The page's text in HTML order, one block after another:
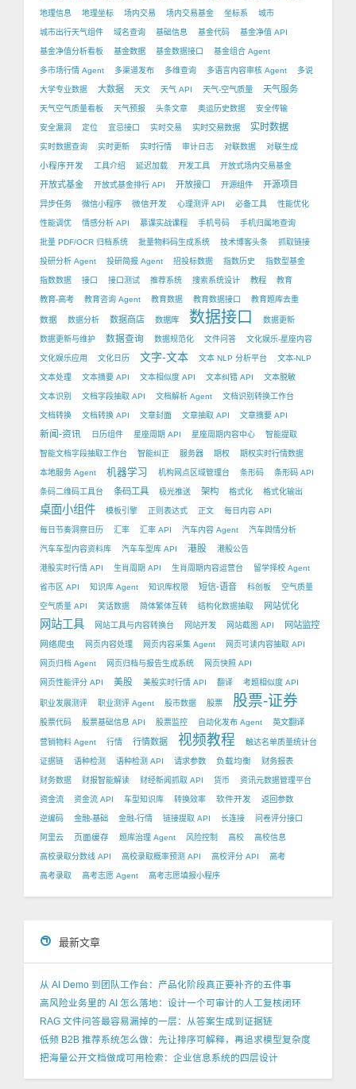
地理信息 地理坐标 场内交易 场内交易基金 坐标系 城市
城市出行天气组件 域名查询 基础信息 基金代码 基金净值 API
基金净值分析看板 基金数据 基金数据接口 基金组合 Agent
多市场行情 Agent 多渠道发布 多维查询 多语言内容审核 Agent 多说
大学专业数据 大数据 天文 天气 API 天气-空气质量 天气服务
天气空气质量看板 天气预报 头条文章 奥运历史数据 安全传输
安全漏洞 定位 宜忌接口 实时交易 实时交易数据 实时数据
实时数据查询 实时更新 实时行情 审计日志 对联数据 对联生成
小程序开发 工具介绍 延迟加载 开发工具 开放式场内交易基金
开放式基金 开放式基金排行 API 开放接口 开源组件 开源项目
异步任务 微信小程序 微信开发 心理测评 API 必备工具 性能优化
性能调优 情感分析 API 慕课实战课程 手机号码 手机归属地查询
批量 PDF/OCR 归档系统 批量物料码生成系统 技术博客头条 抓取链接
投研分析 Agent 投研简报 Agent 招投标数据 指数历史 指数型基金
指数数据 接口 接口测试 推荐系统 搜索系统设计 教程 教育
教育-高考 教育咨询 Agent 教育数据 教育数据接口 教育题库去重
数据 数据分析 数据商店 数据库 数据接口 数据更新
数据更新与维护 数据查询 数据规范化 文件问答 文化娱乐-星座内容
文化娱乐应用 文化日历 文字-文本 文本 NLP 分析平台 文本-NLP
文本处理 文本摘要 API 文本相似度 API 文本纠错 API 文本脱敏
文本识别 文档字段抽取 API 文档解析 Agent 文档识别转换工作台
文档转换 文档转换 API 文章封面 文章抽取 API 文章摘要 API
新闻-资讯 日历组件 星座周期 API 星座周期内容中心 智能提取
智能文档字段抽取工作台 智能纠正 服务器 期权 期权实时行情数据
本地服务 Agent 机器学习 机构网点区域管理台 条形码 条形码 API
条码二维码工具台 条码工具 极光推送 架构 格式化 格式化输出
桌面小组件 模板引擎 正则表达式 正文 每日内容 API
每日节奏洞察日历 汇率 汇率 API 汽车内容 Agent 汽车舆情分析
汽车车型内容资料库 汽车车型库 API 港股 港股公告
港股实时行情 API 生肖周期 API 生肖周期内容运营台 留学择校 Agent
省市区 API 知识库 Agent 知识库权限 短信-语音 科创板 空气质量
空气质量 API 笑话数据 简体繁体互转 结构化数据抽取 网站优化
网站工具 网站工具与内容转换台 网站开发 网站截图 API
网站监控
网络爬虫
网页内容处理 网页内容采集 Agent 网页可读内容抽取 API
网页归档 Agent 网页归档与报告生成系统 网页快照 API
网页性能评分 API 美股 美股实时行情 API 翻译 考题相似度 API
职业发展测评 职业测评 Agent 股市数据 股票 股票-证券
股票代码 股票基础信息 API 股票监控 自动化发布 Agent 英文翻译
营销物料 Agent 行情 行情数据 视频教程 触达名单质量统计台
证据链 语种检测 语种检测 API 请求参数 负载均衡 财务报表
财务数据 财报智能解读 财经新闻抓取 API 货币 资讯元数据管理平台
资金流 资金流 API 车型知识库 转换效率 软件开发 返回参数
逆编码 金融-基础 金融-行情 链接提取 API 长连接 问卷评分接口
阿里云 页面缓存 题库治理 Agent 风险控制 高校 高校信息
高校录取分数线 API 高校录取概率预测 API 高校评分 API 高考
高考录取 高考志愿 Agent 高考志愿填报小程序
最新文章
从 AI Demo 到团队工作台：产品化阶段真正要补齐的五件事
高风险业务里的 AI 怎么落地：设计一个可审计的人工复核闭环
RAG 文件问答最容易漏掉的一层：从答案生成到证据链
低频 B2B 推荐系统怎么做：先让排序可解释，再追求模型复杂度
把海量公开文档做成可用检索：企业信息系统的四层设计